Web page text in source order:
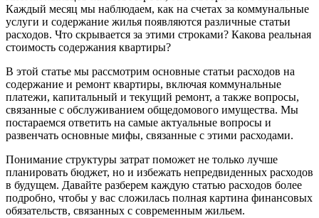
Каждый месяц мы наблюдаем, как на счетах за коммунальные
услуги и содержание жилья появляются различные статьи
расходов. Что скрывается за этими строками? Какова реальная
стоимость содержания квартиры?
В этой статье мы рассмотрим основные статьи расходов на
содержание и ремонт квартиры, включая коммунальные
платежи, капитальный и текущий ремонт, а также вопросы,
связанные с обслуживанием общедомового имущества. Мы
постараемся ответить на самые актуальные вопросы и
развенчать основные мифы, связанные с этими расходами.
Понимание структуры затрат поможет не только лучше
планировать бюджет, но и избежать непредвиденных расходов
в будущем. Давайте разберем каждую статью расходов более
подробно, чтобы у вас сложилась полная картина финансовых
обязательств, связанных с современным жильем.